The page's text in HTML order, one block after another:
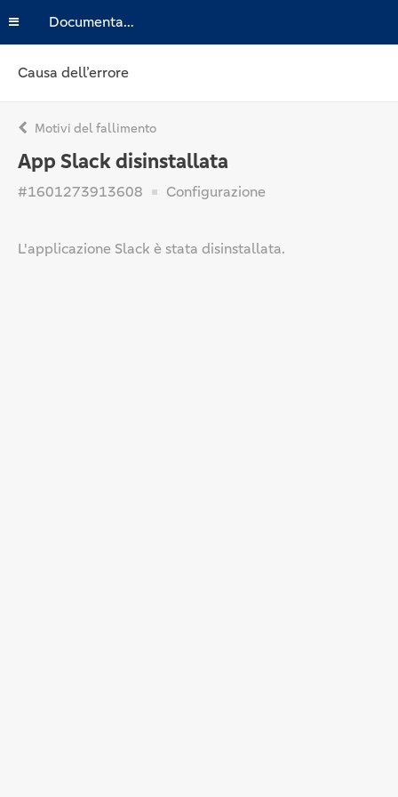
Documentazione
Causa dell’errore
Motivi del fallimento
App Slack disinstallata
#1601273913608 Configurazione
L'applicazione Slack è stata disinstallata.